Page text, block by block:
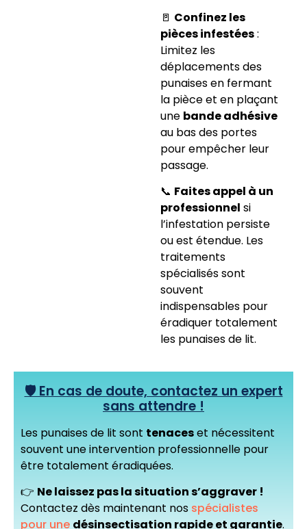
🚪 Confinez les
pièces infestées:
Limitez les
déplacements des
punaises en fermant
la pièce et en plaçant
une bande adhésive
au bas des portes
pour empêcher leur
passage.
📞 Faites appel à un
professionnel si
l’infestation persiste
ou est étendue. Les
traitements
spécialisés sont
souvent
indispensables pour
éradiquer totalement
les punaises de lit.
🛡️ En cas de doute, contactez un expert
sans attendre !
Les punaises de lit sont tenaceset nécessitent
souvent une intervention professionnelle pour
être totalement éradiquées.
👉 Ne laissez pas la situation s’aggraver !
Contactez dès maintenant nos spécialistes
pour une désinsectisation rapide et garantie.